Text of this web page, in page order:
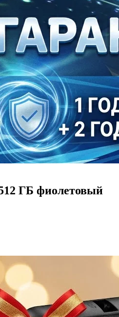
ГБ фиолетовый